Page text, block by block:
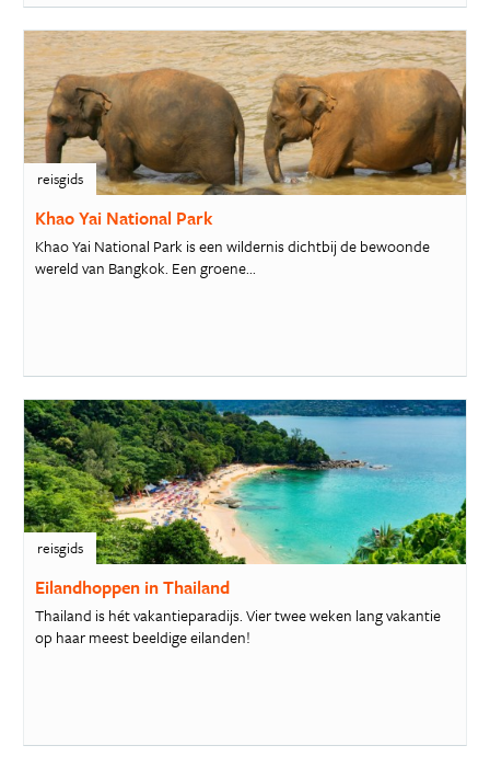
reisgids
Khao Yai National Park
Khao Yai National Park is een wildernis dichtbij de bewoonde
wereld van Bangkok. Een groene...
reisgids
Eilandhoppen in Thailand
Thailand is hét vakantieparadijs. Vier twee weken lang vakantie
op haar meest beeldige eilanden!